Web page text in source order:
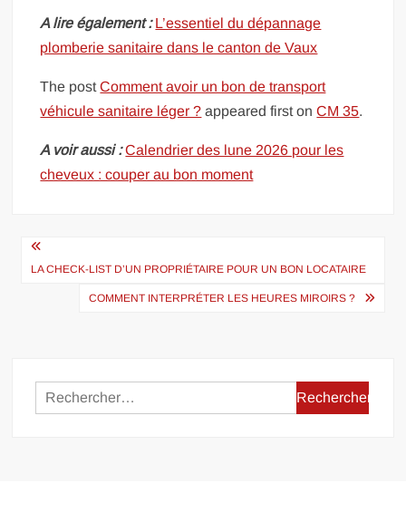
A lire également : L’essentiel du dépannage
plomberie sanitaire dans le canton de Vaux
The postComment avoir un bon de transport
véhicule sanitaire léger ? appeared first onCM 35.
A voir aussi : Calendrier des lune 2026 pour les
cheveux : couper au bon moment
Navigation
de
l’article
LA CHECK-LIST D’UN PROPRIÉTAIRE POUR UN BON LOCATAIRE
COMMENT INTERPRÉTER LES HEURES MIROIRS ?
Rechercher :